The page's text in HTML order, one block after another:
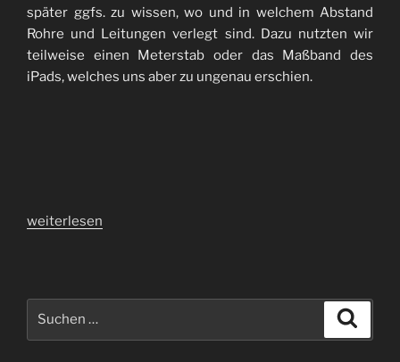
später ggfs. zu wissen, wo und in welchem Abstand
Rohre und Leitungen verlegt sind. Dazu nutzten wir
teilweise einen Meterstab oder das Maßband des
iPads, welches uns aber zu ungenau erschien.
„Vorinstallation
weiterlesen